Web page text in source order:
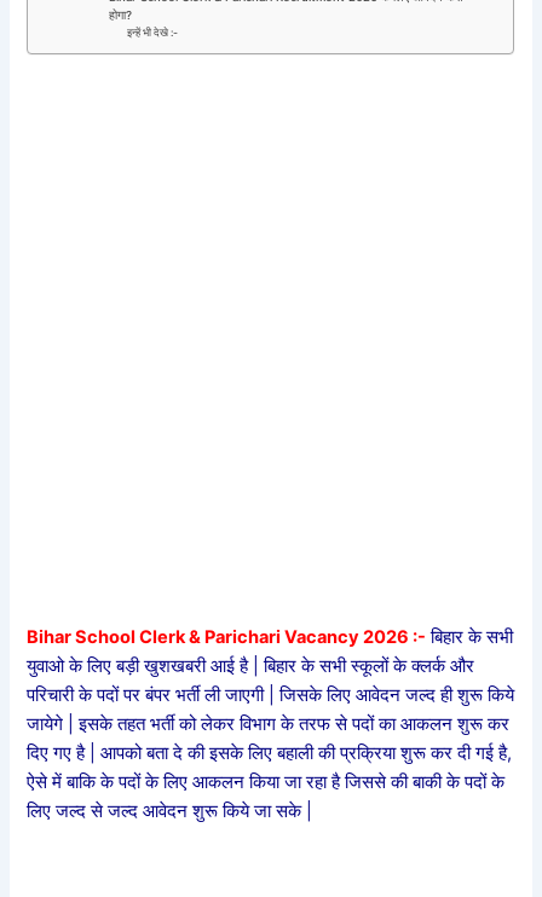
होगा?
इन्हें भी देखे :-
Bihar School Clerk & Parichari Vacancy 2026 :- बिहार के सभी
युवाओ के लिए बड़ी खुशखबरी आई है | बिहार के सभी स्कूलों के क्लर्क और
परिचारी के पदों पर बंपर भर्ती ली जाएगी | जिसके लिए आवेदन जल्द ही शुरू किये
जायेगे | इसके तहत भर्ती को लेकर विभाग के तरफ से पदों का आकलन शुरू कर
दिए गए है | आपको बता दे की इसके लिए बहाली की प्रक्रिया शुरू कर दी गई है,
ऐसे में बाकि के पदों के लिए आकलन किया जा रहा है जिससे की बाकी के पदों के
लिए जल्द से जल्द आवेदन शुरू किये जा सके |